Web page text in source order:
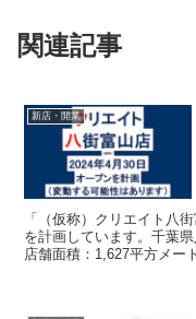
関連記事
新店・開業
「（仮称）クリエイト八
を計画しています。千葉
店舗面積：1,627平方メー